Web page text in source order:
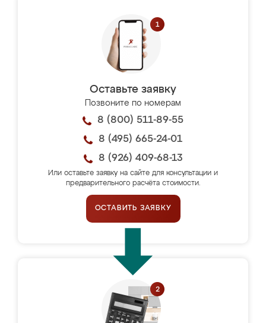
Оставьте заявку
Позвоните по номерам
8 (800) 511-89-55
8 (495) 665-24-01
8 (926) 409-68-13
Или оставьте заявку на сайте для консультации и
предварительного расчёта стоимости.
ОСТАВИТЬ ЗАЯВКУ